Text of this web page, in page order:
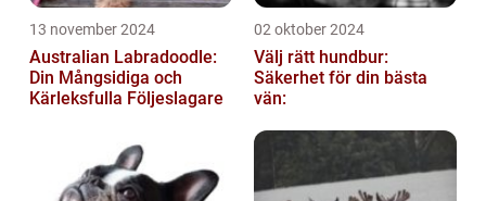
13 november 2024
Australian Labradoodle:
Din Mångsidiga och
Kärleksfulla Följeslagare
02 oktober 2024
Välj rätt hundbur:
Säkerhet för din bästa
vän: